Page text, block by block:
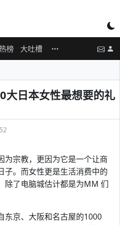
榜 大吐槽
大日本女性最想要的礼
为宗教，更因为它是一个让商
子。而女性更是生活消费中的
除了电脑城估计都是为MM 们
东京、大阪和名古屋的1000